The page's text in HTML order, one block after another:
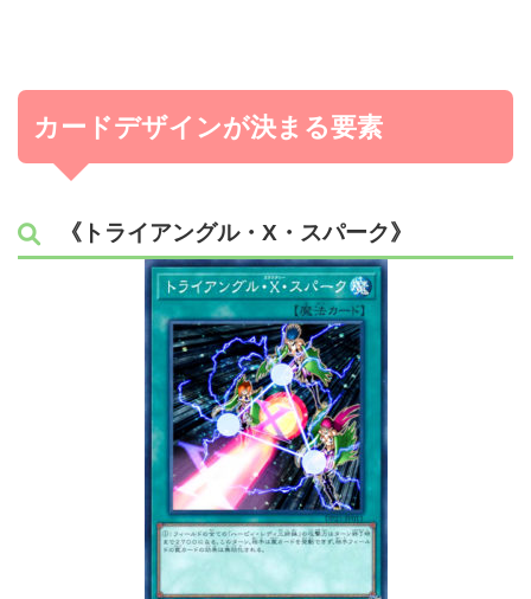
カードデザインが決まる要素
《トライアングル・X・スパーク》